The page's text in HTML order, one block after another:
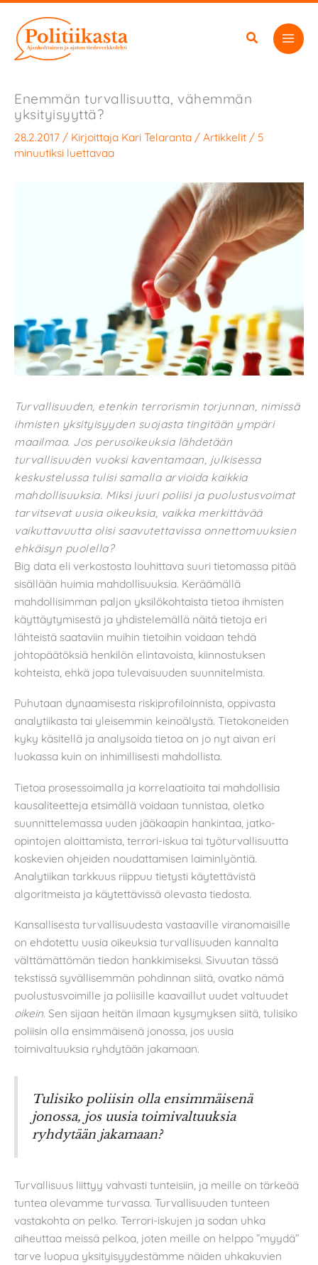
sisältöön
Enemmän turvallisuutta, vähemmän
yksityisyyttä?
28.2.2017 / Kirjoittaja Kari Telaranta / Artikkelit / 5
minuutiksi luettavaa
Turvallisuuden, etenkin terrorismin torjunnan, nimissä
ihmisten yksityisyyden suojasta tingitään ympäri
maailmaa. Jos perusoikeuksia lähdetään
turvallisuuden vuoksi kaventamaan, julkisessa
keskustelussa tulisi samalla arvioida kaikkia
mahdollisuuksia. Miksi juuri poliisi ja puolustusvoimat
tarvitsevat uusia oikeuksia, vaikka merkittävää
vaikuttavuutta olisi saavutettavissa onnettomuuksien
ehkäisyn puolella?
Big data eli verkostosta louhittava suuri tietomassa pitää
sisällään huimia mahdollisuuksia. Keräämällä
mahdollisimman paljon yksilökohtaista tietoa ihmisten
käyttäytymisestä ja yhdistelemällä näitä tietoja eri
lähteistä saataviin muihin tietoihin voidaan tehdä
johtopäätöksiä henkilön elintavoista, kiinnostuksen
kohteista, ehkä jopa tulevaisuuden suunnitelmista.
Puhutaan dynaamisesta riskiprofiloinnista, oppivasta
analytiikasta tai yleisemmin keinoälystä. Tietokoneiden
kyky käsitellä ja analysoida tietoa on jo nyt aivan eri
luokassa kuin on inhimillisesti mahdollista.
Tietoa prosessoimalla ja korrelaatioita tai mahdollisia
kausaliteetteja etsimällä voidaan tunnistaa, oletko
suunnittelemassa uuden jääkaapin hankintaa, jatko-
opintojen aloittamista, terrori-iskua tai työturvallisuutta
koskevien ohjeiden noudattamisen laiminlyöntiä.
Analytiikan tarkkuus riippuu tietysti käytettävistä
algoritmeista ja käytettävissä olevasta tiedosta.
Kansallisesta turvallisuudesta vastaaville viranomaisille
on ehdotettu uusia oikeuksia turvallisuuden kannalta
välttämättömän tiedon hankkimiseksi. Sivuutan tässä
tekstissä syvällisemmän pohdinnan siitä, ovatko nämä
puolustusvoimille ja poliisille kaavaillut uudet valtuudet
oikein. Sen sijaan heitän ilmaan kysymyksen siitä, tulisiko
poliisin olla ensimmäisenä jonossa, jos uusia
toimivaltuuksia ryhdytään jakamaan.
Tulisiko poliisin olla ensimmäisenä
jonossa, jos uusia toimivaltuuksia
ryhdytään jakamaan?
Turvallisuus liittyy vahvasti tunteisiin, ja meille on tärkeää
tuntea olevamme turvassa. Turvallisuuden tunteen
vastakohta on pelko. Terrori-iskujen ja sodan uhka
aiheuttaa meissä pelkoa, joten meille on helppo ”myydä”
tarve luopua yksityisyydestämme näiden uhkakuvien